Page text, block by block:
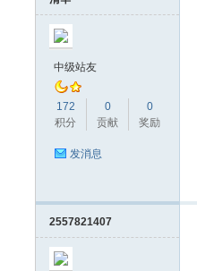
中级站友
172
积分
0
贡献
0
奖励
发消息
2557821407